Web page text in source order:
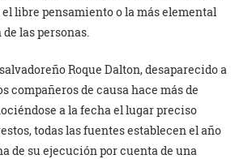
libre pensamiento o la más elemental
las personas.
Roque Dalton, desaparecido a
compañeros de causa hace más de
a la fecha el lugar preciso
todas las fuentes establecen el año
de su ejecución por cuenta de una